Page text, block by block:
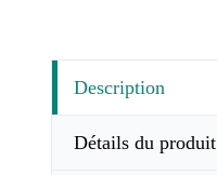
Description
Détails du produit